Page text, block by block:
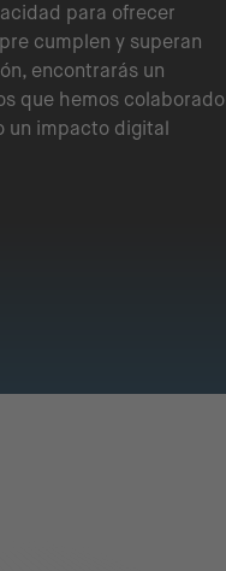
para ofrecer
cumplen y superan
encontrarás un
que hemos colaborado
un impacto digital